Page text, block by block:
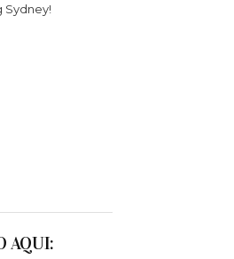
Sydney!
AQUI: